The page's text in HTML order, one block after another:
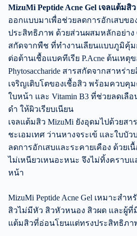
MizuMi Peptide Acne Gel เจลแต้ม
ออกแบบมาเพื่อช่วยลดการอักเสบขอ
ประสิทธิภาพ ด้วยส่วนผสมหลักอย่าง
สกัดจากพืช ที่ทำงานเลียนแบบภูมิคุ้ม
ต่อต้านเชื้อแบคทีเรีย P.Acne ต้นเหตุ
Phytosaccharide สารสกัดจากสาหร่
เจริญเติบโตของเชื้อสิว พร้อมควบคุ
ใบหน้า และ Vitamin B3 ที่ช่วยลดเลื
ดำ ให้ผิวเรียบเนียน
เจลแต้มสิว MizuMi ยังอุดมไปด้วยส
ชะเอมเทศ ว่านหางจระเข้ และใบบั
ลดการอักเสบและระคายเคือง ด้วยเ
ไม่เหนียวเหนอะหนะ จึงไม่ทิ้งคราบ
หน้า
MizuMi Peptide Acne Gel เหมาะส
สิวไม่มีหัว สิวหัวหนอง สิวผด และผู้ที่
แต้มสิวที่อ่อนโยนแต่ทรงประสิทธิภา